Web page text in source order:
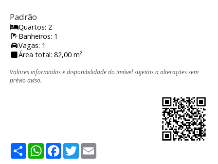
Padrão
Quartos: 2
Banheiros: 1
Vagas: 1
Área total: 82,00 m²
Valores informados e disponibilidade do imóvel sujeitos a alterações sem
prévio aviso.
ShareWhatsApp
Facebook
Twitter